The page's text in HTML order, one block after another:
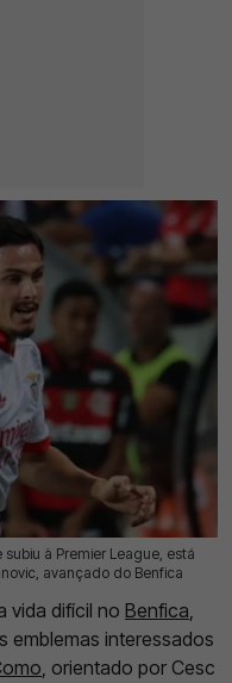
à Premier League, está
avançado do Benfica
vida difícil no Benfica
emblemas interessados
, orientado por Cesc